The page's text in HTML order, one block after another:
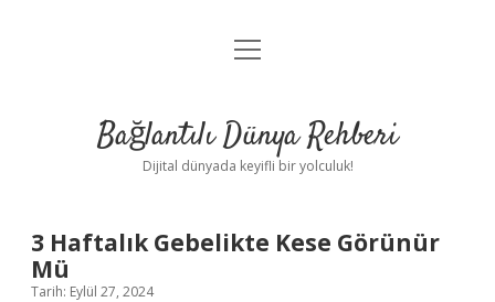
Anasayfa
Yasal Uyarı
menüyü
Bağlantılı Dünya Rehberi
Dijital dünyada keyifli bir yolculuk!
3 Haftalık Gebelikte Kese Görünür
Mü
Tarih: Eylül 27, 2024